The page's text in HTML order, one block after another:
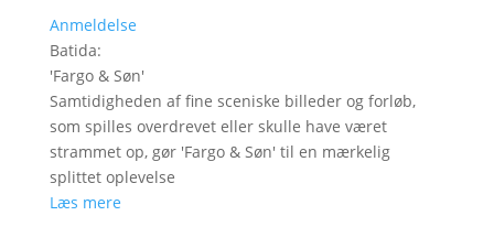
Anmeldelse
Batida:
'Fargo & Søn'
Samtidigheden af fine sceniske billeder og forløb,
som spilles overdrevet eller skulle have været
strammet op, gør 'Fargo & Søn' til en mærkelig
splittet oplevelse
Læs mere